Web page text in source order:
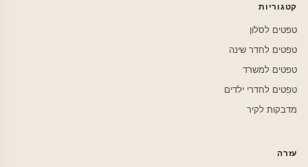
קטגוריות
טפטים לסלון
טפטים לחדר שינה
טפטים למשרד
טפטים לחדרי ילדים
מדבקות לקיר
עזרה